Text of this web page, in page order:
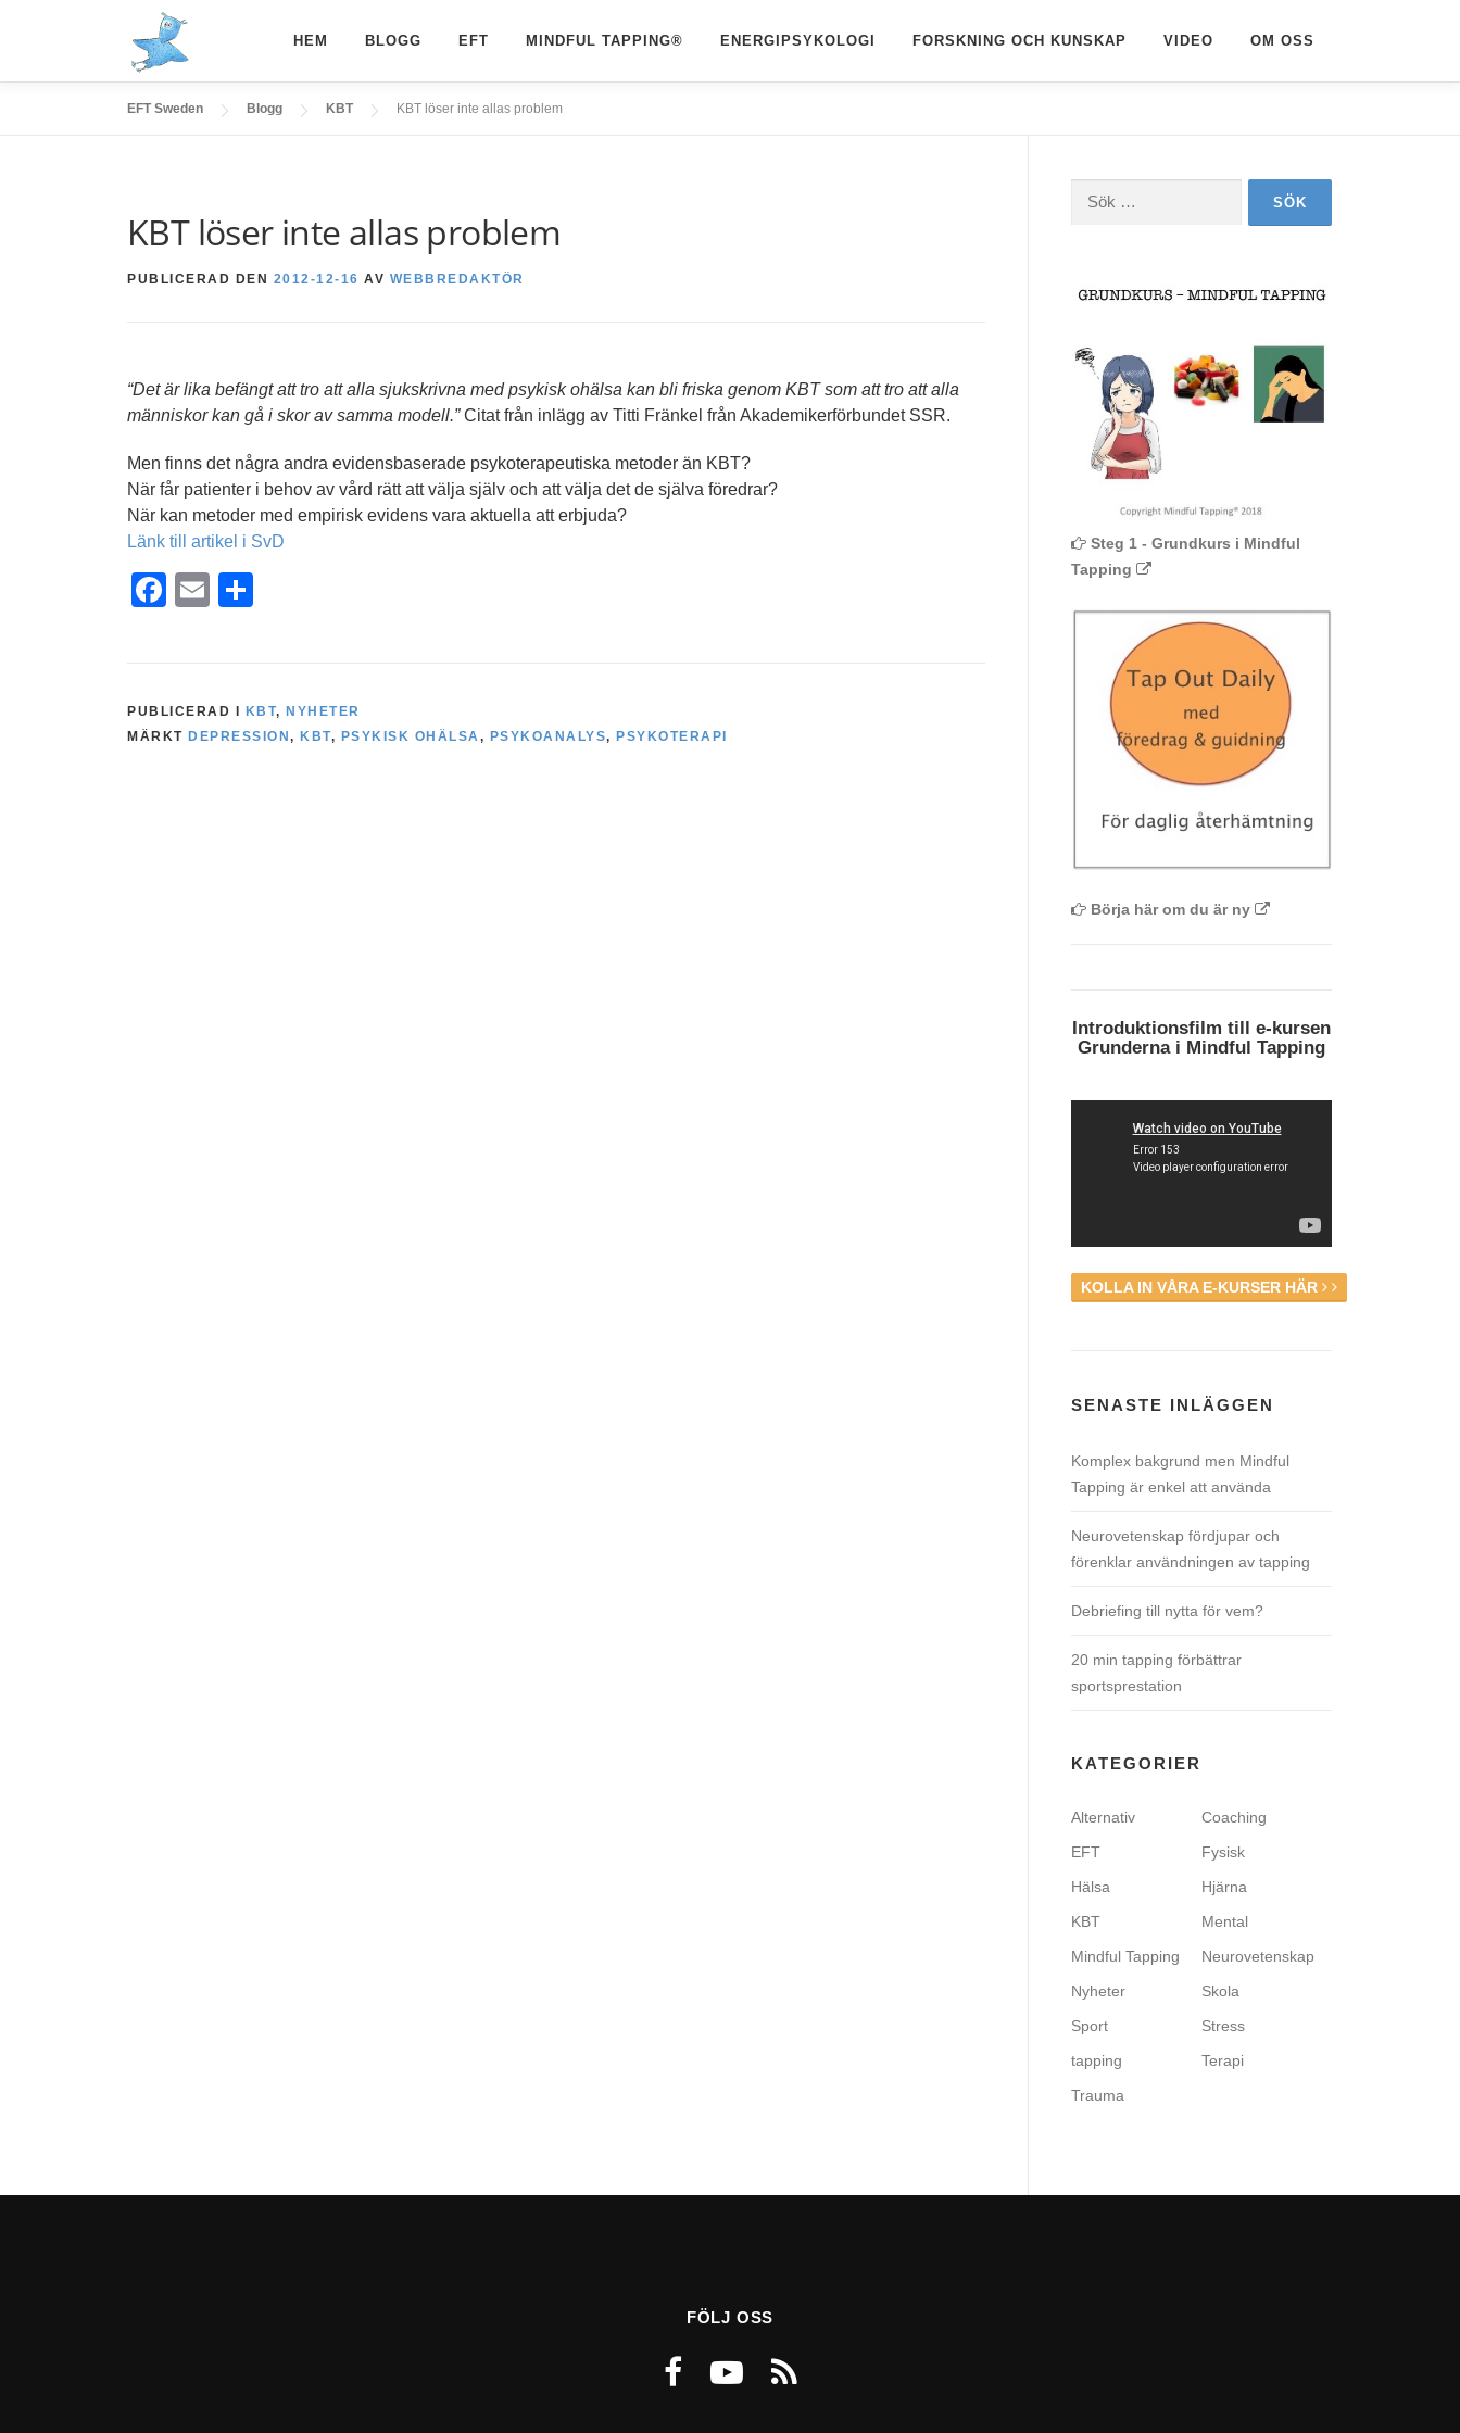
HEM BLOGG EFT MINDFUL TAPPING® ENERGIPSYKOLOGI FORSKNING OCH KUNSKAP VIDEO OM OSS
EFT Sweden Blogg KBT KBT löser inte allas problem
KBT löser inte allas problem
PUBLICERAD DEN 2012-12-16 AV WEBBREDAKTÖR
“Det är lika befängt att tro att alla sjukskrivna med psykisk ohälsa kan bli friska genom KBT som att tro att alla
människor kan gå i skor av samma modell.”Citat från inlägg av Titti Fränkel från Akademikerförbundet SSR.
Men finns det några andra evidensbaserade psykoterapeutiska metoder än KBT?
När får patienter i behov av vård rätt att välja själv och att välja det de själva föredrar?
När kan metoder med empirisk evidens vara aktuella att erbjuda?
Länk till artikel i SvD
Facebook
Email
PUBLICERAD I KBT, NYHETER
MÄRKT DEPRESSION , KBT, PSYKISK OHÄLSA, PSYKOANALYS, PSYKOTERAPI
Steg 1 - Grundkurs i Mindful
Tapping
Börja här om du är ny
Introduktionsfilm till e-kursen
Grunderna i Mindful Tapping
KOLLA IN VÅRA E-KURSER HÄR
SENASTE INLÄGGEN
Komplex bakgrund men Mindful
Tapping är enkel att använda
Neurovetenskap fördjupar och
förenklar användningen av tapping
Debriefing till nytta för vem?
20 min tapping förbättrar
sportsprestation
KATEGORIER
Alternativ
Coaching
EFT
Fysisk
Hälsa
Hjärna
KBT
Mental
Mindful Tapping
Neurovetenskap
Nyheter
Skola
Sport
Stress
tapping
Terapi
Trauma
FÖLJ OSS